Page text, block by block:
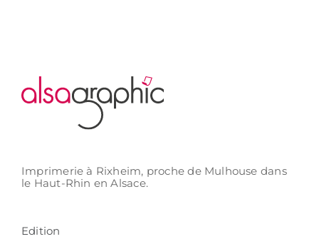
Imprimerie à Rixheim, proche de Mulhouse dans
le Haut-Rhin en Alsace.
Edition